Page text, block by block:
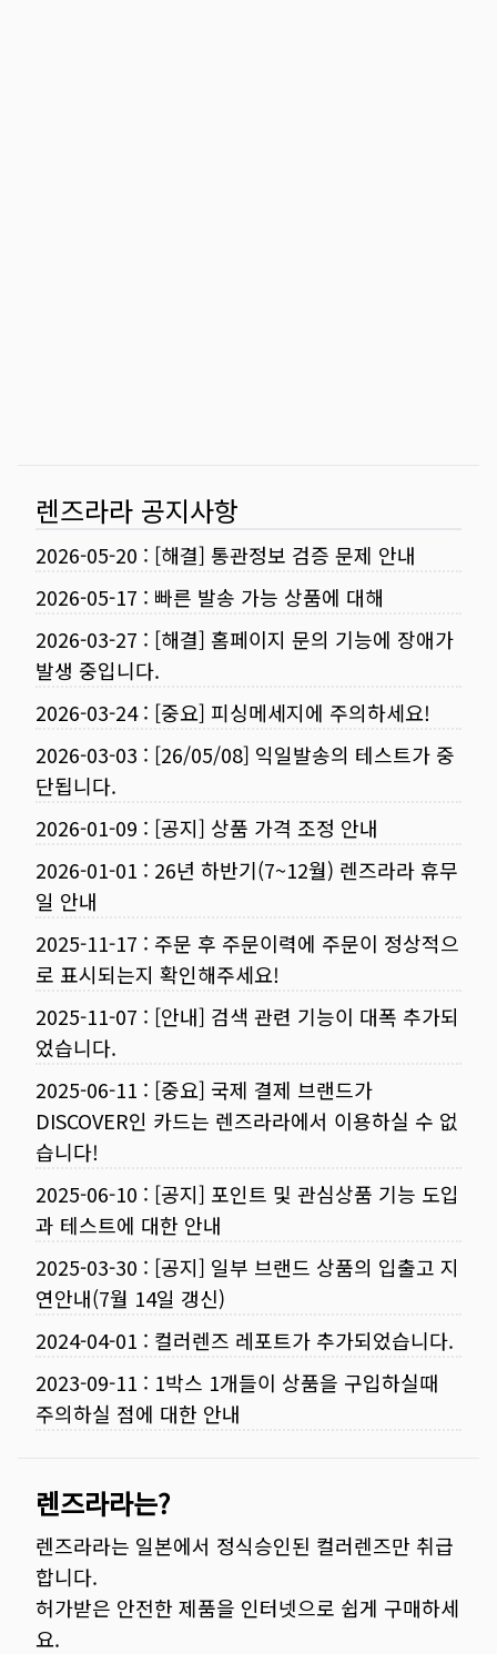
렌즈라라 공지사항
2026-05-20 : [해결] 통관정보 검증 문제 안내
2026-05-17 : 빠른 발송 가능 상품에 대해
2026-03-27 : [해결] 홈페이지 문의 기능에 장애가
발생 중입니다.
2026-03-24: [중요] 피싱메세지에 주의하세요!
2026-03-03 : [26/05/08] 익일발송의 테스트가 중
단됩니다.
2026-01-09 : [공지] 상품 가격 조정 안내
2026-01-01 : 26년 하반기(7~12월) 렌즈라라 휴무
일 안내
2025-11-17 : 주문 후 주문이력에 주문이 정상적으
로 표시되는지 확인해주세요!
2025-11-07 : [안내] 검색 관련 기능이 대폭 추가되
었습니다.
2025-06-11 : [중요] 국제 결제 브랜드가
DISCOVER인 카드는 렌즈라라에서 이용하실 수 없
습니다!
2025-06-10 : [공지] 포인트 및 관심상품 기능 도입
과 테스트에 대한 안내
2025-03-30 : [공지] 일부 브랜드 상품의 입출고 지
연안내(7월 14일 갱신)
2024-04-01 : 컬러렌즈 레포트가 추가되었습니다.
2023-09-11 : 1박스 1개들이 상품을 구입하실때
주의하실 점에 대한 안내
렌즈라라는?
렌즈라라는 일본에서 정식승인된 컬러렌즈만 취급
합니다.
허가받은 안전한 제품을 인터넷으로 쉽게 구매하세
요.